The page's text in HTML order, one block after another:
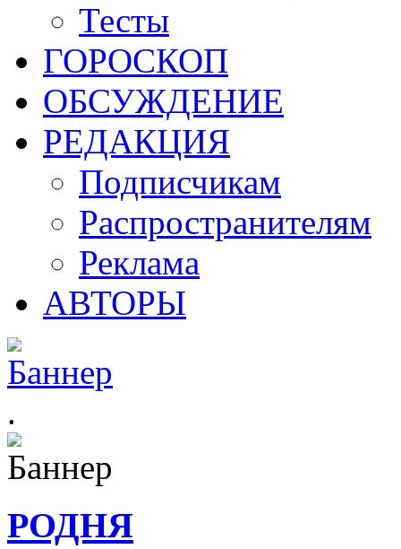
Тесты
ГОРОСКОП
ОБСУЖДЕНИЕ
РЕДАКЦИЯ
Подписчикам
Распространителям
Реклама
АВТОРЫ
.
РОДНЯ